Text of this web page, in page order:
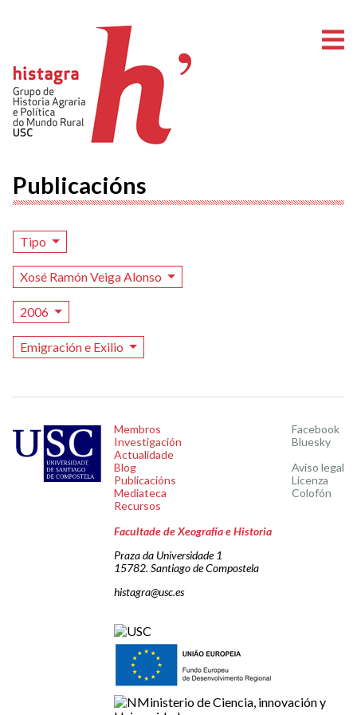
Publicacións
Tipo
Xosé Ramón Veiga Alonso
2006
Emigración e Exilio
Membros
Investigación
Actualidade
Blog
Publicacións
Mediateca
Recursos
Facebook
Bluesky
Aviso legal
Licenza
Colofón
Facultade de Xeografía e Historia
Praza da Universidade 1
15782. Santiago de Compostela
histagra@usc.es